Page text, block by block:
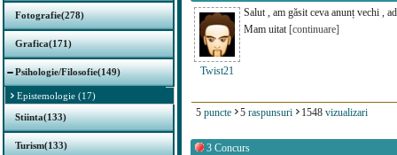
Fotografie(278)
Grafica(171)
Psihologie/Filosofie(149)
Epistemologie (17)
Stiinta(133)
Turism(133)
Twist21
Salut , am găsit ceva anunț vechi ,
Mam uitat [continuare]
5 puncte 5 raspunsuri 1548 vizualizari
3 Concurs